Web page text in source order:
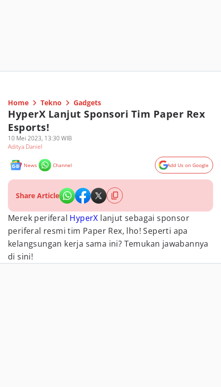
Home Tekno Gadgets
HyperX Lanjut Sponsori Tim Paper Rex
Esports!
10 Mei 2023, 13:30 WIB
Aditya Daniel
News Channel Add Us on Google
Share Article
Merek periferal HyperX lanjut sebagai sponsor
periferal resmi tim Paper Rex, lho! Seperti apa
kelangsungan kerja sama ini? Temukan jawabannya
di sini!